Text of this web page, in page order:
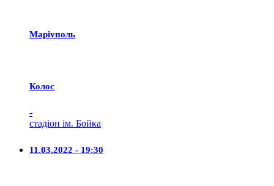
Маріуполь
Колос
-
стадіон ім. Бойка
11.03.2022 - 19:30